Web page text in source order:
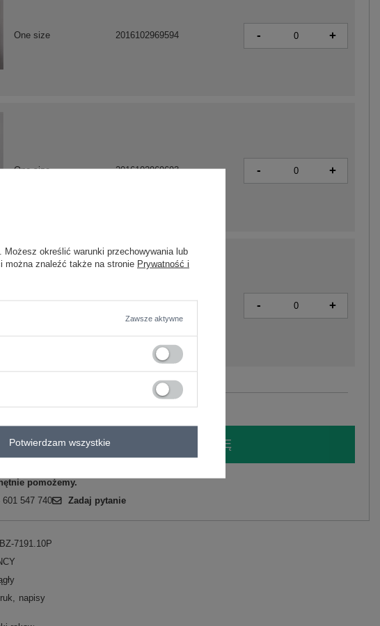
One size 2016102969594 - +
One size 2016102969693 - +
- +
Zobacz wszystkie kolory (+7)
ZALOGUJ SIĘ I ZOBACZ CENĘ
pomożemy.
601 547 740 Zadaj pytanie
7191.10P
napisy
. Możesz określić warunki przechowywania lub
można znaleźć także na stronie Prywatność i
Zawsze aktywne
Potwierdzam wszystkie